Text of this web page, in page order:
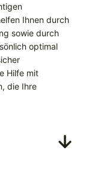
Ihnen durch
sowie durch
optimal
Hilfe mit
die Ihre